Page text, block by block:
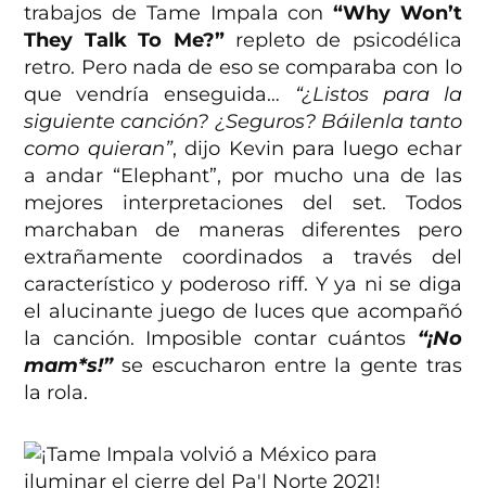
trabajos de Tame Impala con “Why Won’t
They Talk To Me?”repleto de psicodélica
retro. Pero nada de eso se comparaba con lo
que vendría enseguida…
“¿Listos para la
siguiente canción? ¿Seguros? Báilenla tanto
como quieran”, dijo Kevin para luego echar
a andar “Elephant”, por mucho una de las
mejores interpretaciones del set. Todos
marchaban de maneras diferentes pero
extrañamente coordinados a través del
característico y poderoso riff. Y ya ni se diga
el alucinante juego de luces que acompañó
la canción. Imposible contar cuántos “¡No
mam*s!”se escucharon entre la gente tras
la rola.